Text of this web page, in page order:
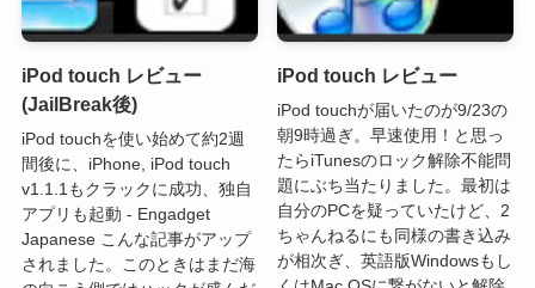
iPod touch レビュー
(JailBreak後)
iPod touchを使い始めて約2週
間後に、iPhone, iPod touch
v1.1.1もクラックに成功、独自
アプリも起動 - Engadget
Japanese こんな記事がアップ
されました。このときはまだ海
iPod touch レビュー
iPod touchが届いたのが9/23の
朝9時過ぎ。早速使用！と思っ
たらiTunesのロック解除不能問
題にぶち当たりました。最初は
自分のPCを疑っていたけど、2
ちゃんねるにも同様の書き込み
が相次ぎ、英語版Windowsもし